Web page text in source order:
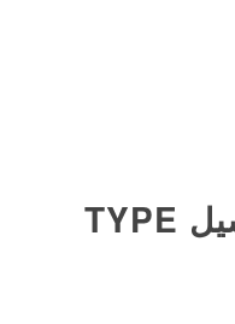
کاربرد مکانیکال سیل TYPE